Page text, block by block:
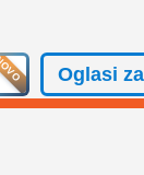
Oglasi